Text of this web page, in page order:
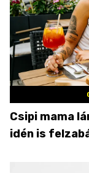
Csipi mama
idén is